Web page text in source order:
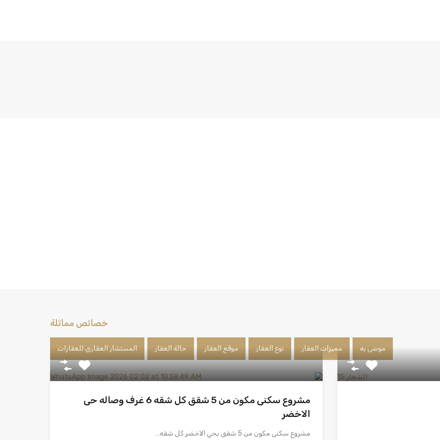
خصائص مماثلة
موصى به مميزات العقار نوع العقار موقع العقار حالة العقار المستشار العقاري للعقارات
مشروع سكنى مكون من 5 شقق كل شقه 6 غرف وصاله حى
الاخضر
مشروع سكنى مكون من 5 شقق بحي الاخضر كل شقه…